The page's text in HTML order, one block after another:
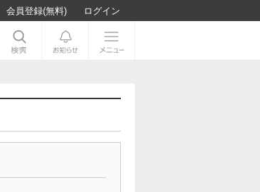
会員登録(無料) ログイン